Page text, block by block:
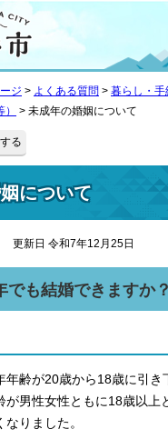
ジ > よくある質問 > 暮らし・手
> 未成年の婚姻について
について
る
更新日 令和7年12月25日
も結婚できますか？
年齢が20歳から18歳に引き
が男性女性ともに18歳以上
りました。